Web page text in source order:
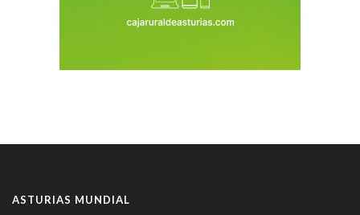
ASTURIAS MUNDIAL